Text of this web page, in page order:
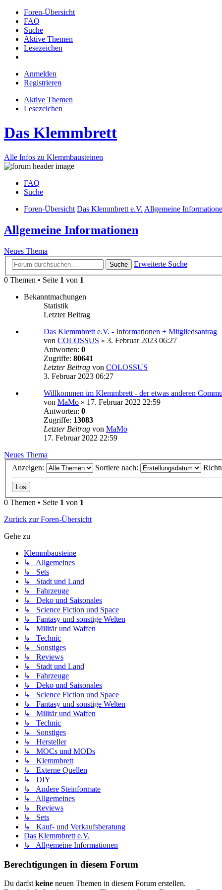
Foren-Übersicht
FAQ
Suche
Aktive Themen
Lesezeichen
Anmelden
Registrieren
Aktive Themen
Lesezeichen
Das Klemmbrett
Alle Infos zu Klemmbausteinen
FAQ
Suche
Foren-Übersicht Das Klemmbrett e.V. Allgemeine
Allgemeine Informationen
Neues Thema
Suche
Erweiterte Suche
0 Themen • Seite 1 von 1
Bekanntmachungen
Statistik
Letzter Beitrag
Das Klemmbrett e.V. - Informationen + Mitgliedsantrag
von COLOSSUS » 3. Februar 2023 06:27
Antworten: 0
Zugriffe: 80641
Letzter Beitrag von COLOSSUS
3. Februar 2023 06:27
Willkommen im Klemmbrett - der etwas anderen
von MaMo » 17. Februar 2022 22:59
Antworten: 0
Zugriffe: 13083
Letzter Beitrag von MaMo
17. Februar 2022 22:59
Neues Thema
Anzeigen:
Sortiere nach:
0 Themen • Seite 1 von 1
Zurück zur Foren-Übersicht
Gehe zu
Klemmbausteine
↳ Allgemeines
↳ Sets
↳ Stadt und Land
↳ Fahrzeuge
↳ Deko und Saisonales
↳ Science Fiction und Space
↳ Fantasy und sonstige Welten
↳ Militär und Waffen
↳ Technic
↳ Sonstiges
↳ Reviews
↳ Stadt und Land
↳ Fahrzeuge
↳ Deko und Saisonales
↳ Science Fiction und Space
↳ Fantasy und sonstige Welten
↳ Militär und Waffen
↳ Technic
↳ Sonstiges
↳ Hersteller
↳ MOCs und MODs
↳ Klemmbrett
↳ Externe Quellen
↳ DIY
↳ Andere Steinformate
↳ Allgemeines
↳ Reviews
↳ Sets
↳ Kauf- und Verkaufsberatung
Das Klemmbrett e.V.
↳ Allgemeine Informationen
Berechtigungen in diesem Forum
Du darfst keine neuen Themen in diesem Forum erstellen.